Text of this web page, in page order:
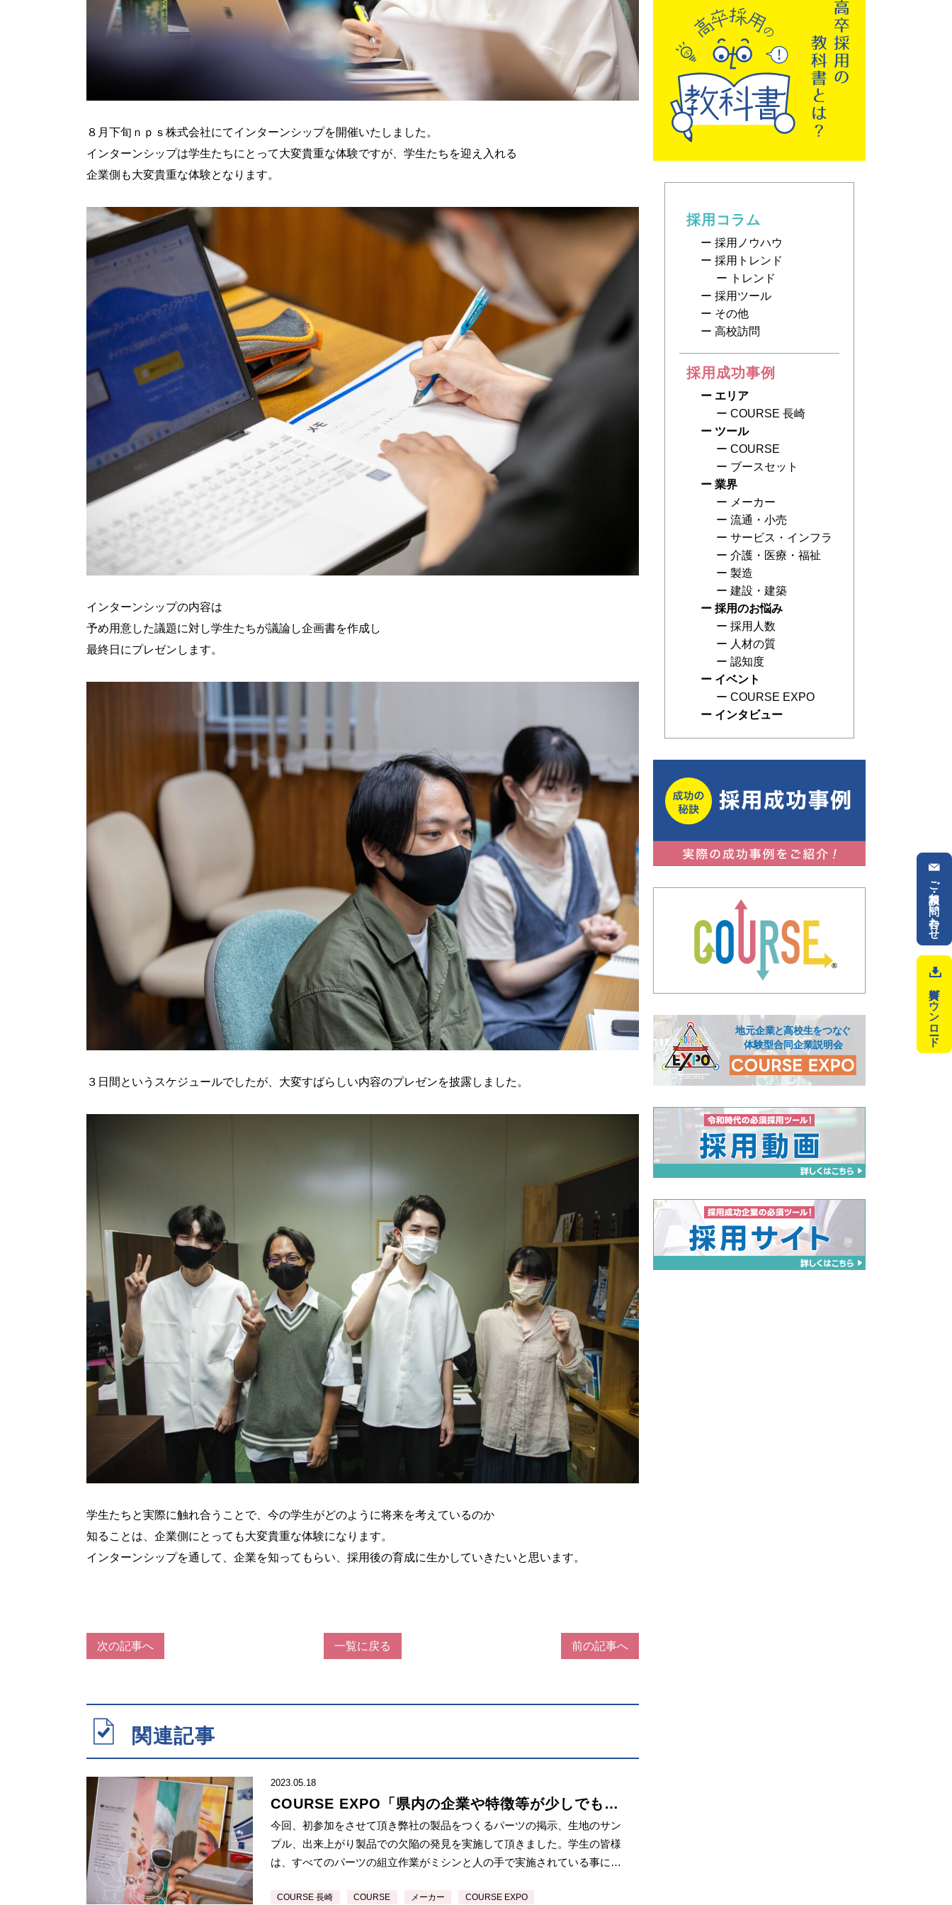
ご相談・お問い合わせ
資料ダウンロード
８月下旬ｎｐｓ株式会社にてインターンシップを開催いたしました。
インターンシップは学生たちにとって大変貴重な体験ですが、学生たちを迎え入れる
企業側も大変貴重な体験となります。
インターンシップの内容は
予め用意した議題に対し学生たちが議論し企画書を作成し
最終日にプレゼンします。
３日間というスケジュールでしたが、大変すばらしい内容のプレゼンを披露しました。
学生たちと実際に触れ合うことで、今の学生がどのように将来を考えているのか
知ることは、企業側にとっても大変貴重な体験になります。
インターンシップを通して、企業を知ってもらい、採用後の育成に生かしていきたいと思います。
次の記事へ 一覧に戻る 前の記事へ
関連記事
2023.05.18
COURSE EXPO「県内の企業や特徴等が少しでも若
い皆様へ伝わることが出来ましたら私たち企業側も
幸い」株式会社ワコールマニュファクチャリングジ
ャパン
今回、初参加をさせて頂き弊社の製品をつくるパーツの掲示、生地のサン
プル、出来上がり製品での欠陥の発見を実施して頂きました。学生の皆様
は、すべてのパーツの組立作業がミシンと人の手で実施されている事に驚
COURSE 長崎 COURSE メーカー COURSE EXPO
採用コラム
採用ノウハウ
採用トレンド
トレンド
採用ツール
その他
高校訪問
採用成功事例
エリア
COURSE 長崎
ツール
COURSE
ブースセット
業界
メーカー
流通・小売
サービス・インフラ
介護・医療・福祉
製造
建設・建築
採用のお悩み
採用人数
人材の質
認知度
イベント
COURSE EXPO
インタビュー